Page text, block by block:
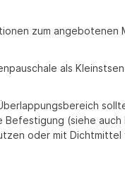
zum angebotenen
als
(siehe
oder mit